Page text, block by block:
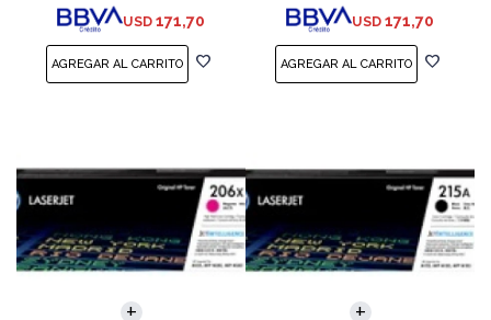
M283, MFP M
USD 171,70
M283, M
USD 171,70